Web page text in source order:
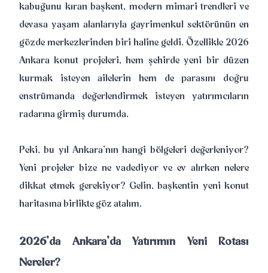
kabuğunu kıran başkent, modern mimari trendleri ve
devasa yaşam alanlarıyla gayrimenkul sektörünün en
gözde merkezlerinden biri haline geldi. Özellikle 2026
Ankara konut projeleri, hem şehirde yeni bir düzen
kurmak isteyen ailelerin hem de parasını doğru
enstrümanda değerlendirmek isteyen yatırımcıların
radarına girmiş durumda.
Peki, bu yıl Ankara’nın hangi bölgeleri değerleniyor?
Yeni projeler bize ne vadediyor ve ev alırken nelere
dikkat etmek gerekiyor? Gelin, başkentin yeni konut
haritasına birlikte göz atalım.
2026’da Ankara’da Yatırımın Yeni Rotası
Nereler?